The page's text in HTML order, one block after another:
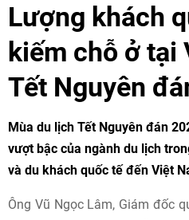
Lượng khách
kiếm chỗ ở tại
Tết Nguyên
Mùa du lịch Tết Nguyên đán
vượt bậc của ngành du lịch
và du khách quốc tế đến Việt
Ông Vũ Ngọc Lâm, Giám đốc